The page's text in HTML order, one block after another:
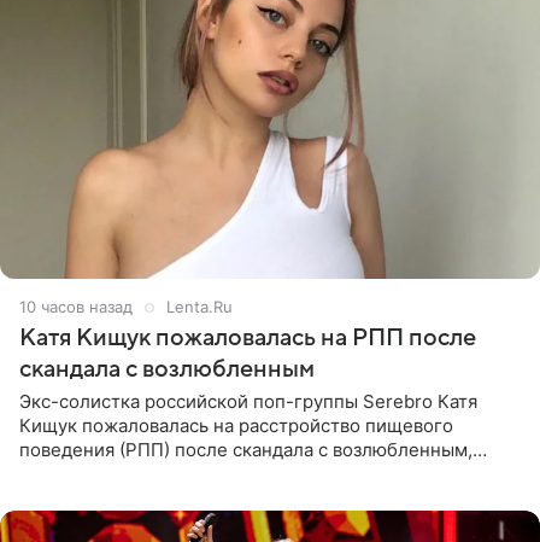
10 часов назад Lenta.Ru
Катя Кищук пожаловалась на РПП после
скандала с возлюбленным
Экс-солистка российской поп-группы Serebro Катя
Кищук пожаловалась на расстройство пищевого
поведения (РПП) после скандала с возлюбленным,